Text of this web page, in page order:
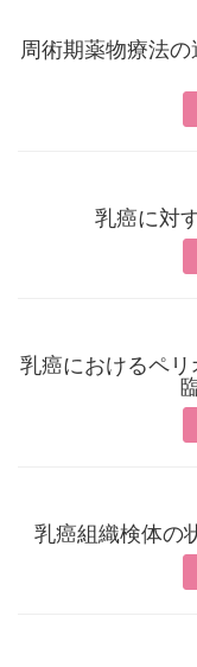
周術期薬物療法
乳癌に対
乳癌におけるペ
乳癌組織検体の